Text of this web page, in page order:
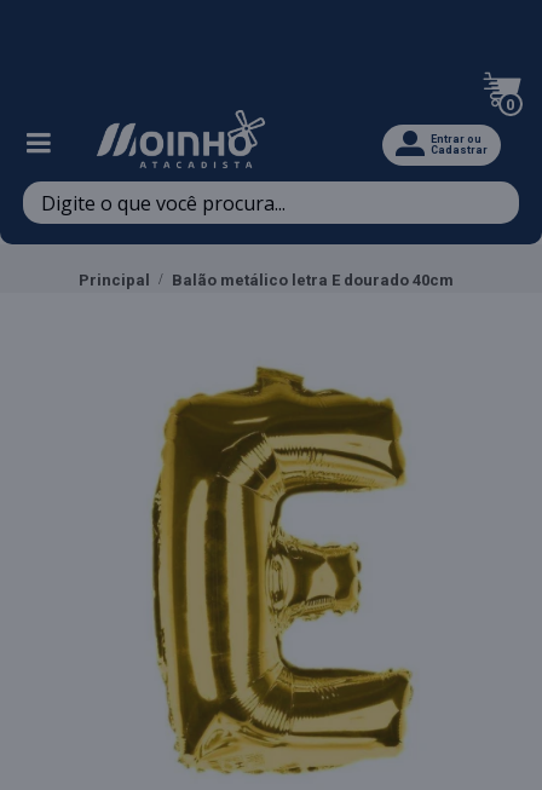
0
Entrar ou
Cadastrar
Principal Balão metálico letra E dourado 40cm